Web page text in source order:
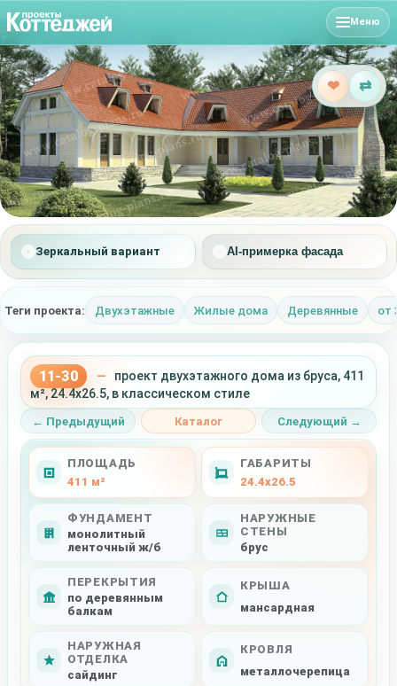
Меню
Зеркальный вариант AI-примерка фасада
Теги проекта: Двухэтажные Жилые дома Деревянные от
❤ ⇄
11-30 —
проект двухэтажного дома из бруса, 411
м², 24.4x26.5, в классическом стиле
← Предыдущий Каталог Следующий →
ПЛОЩАДЬ
411 м²
ГАБАРИТЫ
24.4x26.5
ФУНДАМЕНТ
монолитный
ленточный ж/б
НАРУЖНЫЕ
СТЕНЫ
брус
ПЕРЕКРЫТИЯ
по деревянным
балкам
КРЫША
мансардная
НАРУЖНАЯ
ОТДЕЛКА
сайдинг
КРОВЛЯ
металлочерепица